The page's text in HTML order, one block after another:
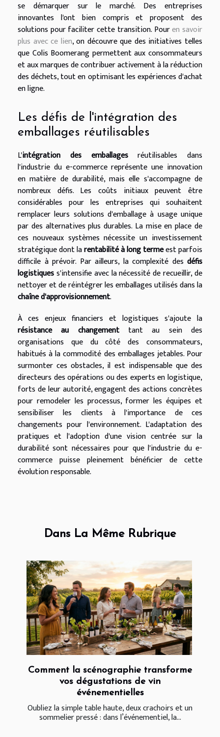
se démarquer sur le marché. Des entreprises
innovantes l'ont bien compris et proposent des
solutions pour faciliter cette transition. Pouren savoir
plus avec ce lien, on découvre que des initiatives telles
que Colis Boomerang permettent aux consommateurs
et aux marques de contribuer activement à la réduction
des déchets, tout en optimisant les expériences d'achat
en ligne.
Les défis de l'intégration des
emballages réutilisables
L'intégration des emballagesréutilisables dans
l'industrie du e-commerce représente une innovation
en matière de durabilité, mais elle s'accompagne de
nombreux défis. Les coûts initiaux peuvent être
considérables pour les entreprises qui souhaitent
remplacer leurs solutions d'emballage à usage unique
par des alternatives plus durables. La mise en place de
ces nouveaux systèmes nécessite un investissement
stratégique dont larentabilité à long termeest parfois
difficile à prévoir. Par ailleurs, la complexité des défis
logistiquess'intensifie avec la nécessité de recueillir, de
nettoyer et de réintégrer les emballages utilisés dans la
chaîne d'approvisionnement.
À ces enjeux financiers et logistiques s'ajoute la
résistance au changementtant au sein des
organisations que du côté des consommateurs,
habitués à la commodité des emballages jetables. Pour
surmonter ces obstacles, il est indispensable que des
directeurs des opérations ou des experts en logistique,
forts de leur autorité, engagent des actions concrètes
pour remodeler les processus, former les équipes et
sensibiliser les clients à l'importance de ces
changements pour l'environnement. L'adaptation des
pratiques et l'adoption d'une vision centrée sur la
durabilité sont nécessaires pour que l'industrie du e-
commerce puisse pleinement bénéficier de cette
évolution responsable.
Dans La Même Rubrique
Comment la scénographie transforme
vos dégustations de vin
événementielles
Oubliez la simple table haute, deux crachoirs et un
sommelier pressé : dans l’événementiel, la...